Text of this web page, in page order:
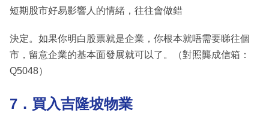
短期股市好易影響人的情緒，往往會做錯
決定。如果你明白股票就是企業，你根本就唔需要睇往個
市，留意企業的基本面發展就可以了。（對照龔成信箱：
Q5048）
7．買入吉隆坡物業